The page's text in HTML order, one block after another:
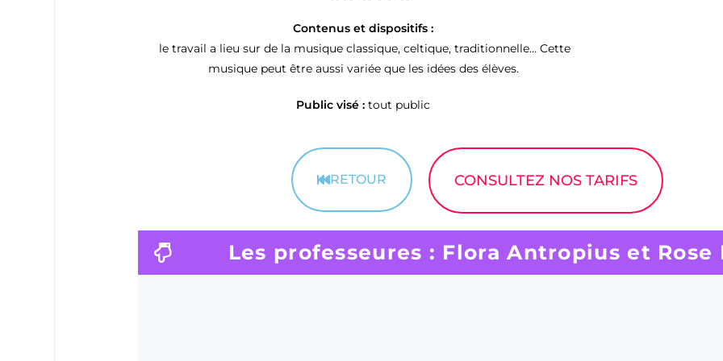
Contenus et dispositifs :
le travail a lieu sur de la musique classique, celtique, traditionnelle… Cette
musique peut être aussi variée que les idées des élèves.
Public visé : tout public
RETOUR CONSULTEZ NOS TARIFS
Les professeures : Flora Antropius et Rose